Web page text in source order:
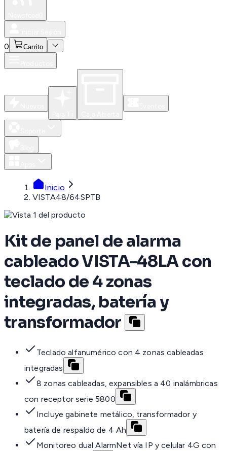
0 Carrito
Inicio
VISTA48/64SPTB
Kit de panel de alarma
cableado VISTA-48LA con
teclado de 4 zonas
integradas, batería y
transformador
Teclado alfanumérico con 4 zonas cableadas
integradas
8 zonas cableadas, expansibles a 40 inalámbricas
con receptor serie 5800
Incluye gabinete metálico, transformador y
batería de respaldo de 4 Ah
Monitoreo dual AlarmNet vía IP y celular 4G con